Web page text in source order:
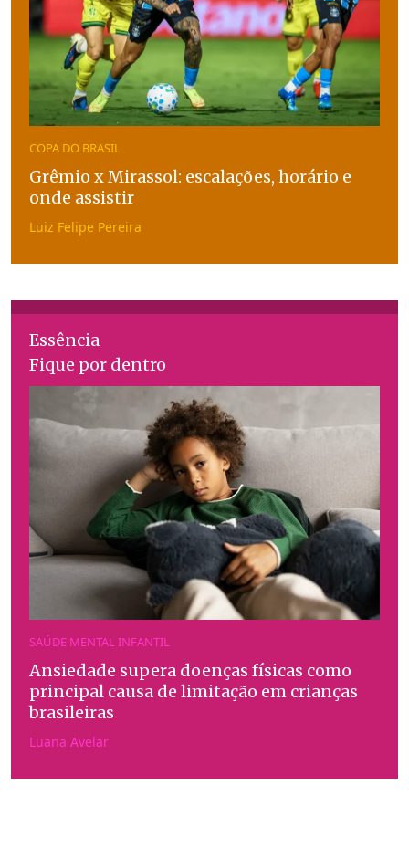
COPA DO BRASIL
Grêmio x Mirassol: escalações, horário e
onde assistir
Luiz Felipe Pereira
Essência
Fique por dentro
SAÚDE MENTAL INFANTIL
Ansiedade supera doenças físicas como
principal causa de limitação em crianças
brasileiras
Luana Avelar